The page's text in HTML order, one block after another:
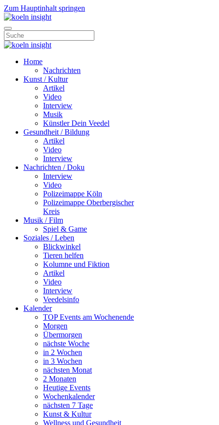
Zum Hauptinhalt springen
Home
Nachrichten
Kunst / Kultur
Artikel
Video
Interview
Musik
Künstler Dein Veedel
Gesundheit / Bildung
Artikel
Video
Interview
Nachrichten / Doku
Interview
Video
Polizeimappe Köln
Polizeimappe Oberbergischer
Kreis
Musik / Film
Spiel & Game
Soziales / Leben
Blickwinkel
Tieren helfen
Kolumne und Fiktion
Artikel
Video
Interview
Veedelsinfo
Kalender
TOP Events am Wochenende
Morgen
Übermorgen
nächste Woche
in 2 Wochen
in 3 Wochen
nächsten Monat
2 Monaten
Heutige Events
Wochenkalender
nächsten 7 Tage
Kunst & Kultur
Wellness und Gesundheit